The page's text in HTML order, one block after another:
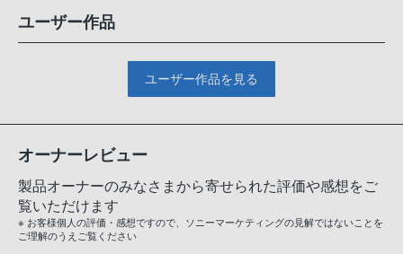
ユーザー作品
ユーザー作品を見る
オーナーレビュー
製品オーナーのみなさまから寄せられた評価や感想をご
覧いただけます
※ お客様個人の評価・感想ですので、ソニーマーケティングの見解ではないことを
ご理解のうえご覧ください